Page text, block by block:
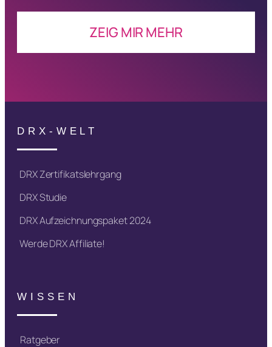
ZEIG MIR MEHR
DRX-WELT
DRX Zertifikatslehrgang
DRX Studie
DRX Aufzeichnungspaket 2024
Werde DRX Affiliate!
WISSEN
Ratgeber